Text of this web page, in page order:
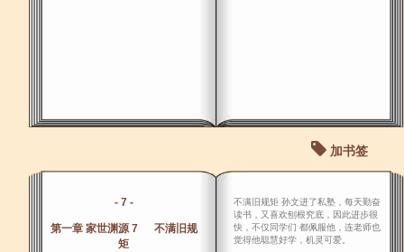
加书签
- 7 -
第一章 家世渊源 7 不满旧规
矩
不满旧规矩 孙文进了私塾，每天勤奋
读书，又喜欢刨根究底，因此进步很
快，不仅同学们 都佩服他，连老师也
觉得他聪慧好学，机灵可爱。